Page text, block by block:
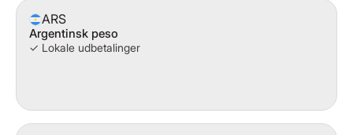
ARS
Argentinsk peso
✓ Lokale udbetalinger